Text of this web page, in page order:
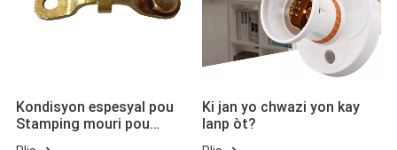
Kondisyon espesyal pou
Stamping mouri pou
Ki jan yo chwazi yon kay
lanp òt?